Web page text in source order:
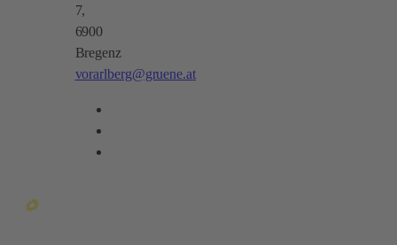
7,
6900
Bregenz
vorarlberg@gruene.at